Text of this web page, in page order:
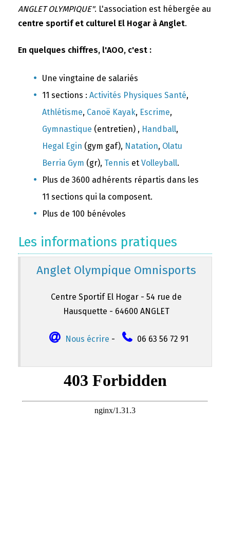
ANGLET OLYMPIQUE". L'association est hébergée au
centre sportif et culturel El Hogar à Anglet.
En quelques chiffres, l'AOO, c'est :
Une vingtaine de salariés
11 sections : Activités Physiques Santé,
Athlétisme, Canoë Kayak, Escrime,
Gymnastique (entretien) , Handball,
Hegal Egin (gym gaf), Natation, Olatu
Berria Gym (gr), Tennis et Volleyball.
Plus de 3600 adhérents répartis dans les
11 sections qui la composent.
Plus de 100 bénévoles
Les informations pratiques
Anglet Olympique Omnisports
Centre Sportif El Hogar - 54 rue de
Hausquette - 64600 ANGLET
Nous écrire - 06 63 56 72 91